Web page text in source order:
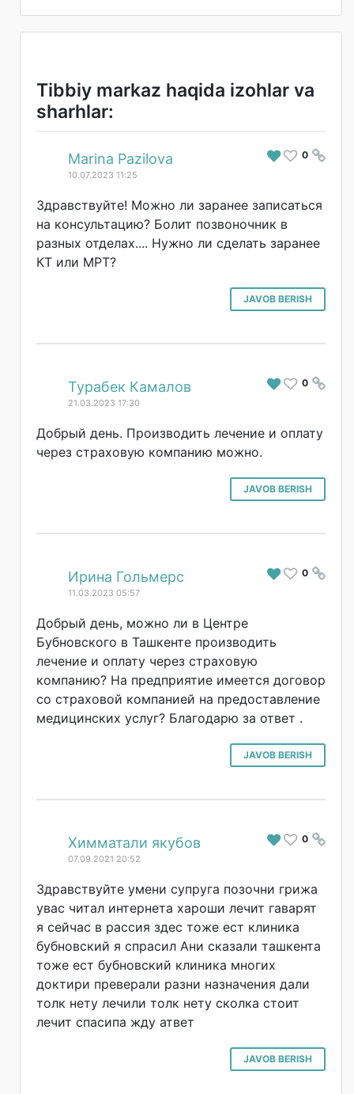
Tibbiy markaz haqida izohlar va
sharhlar:
# 0
Marina Pazilova
10.07.2023 11:25
Здравствуйте! Можно ли заранее записаться
на консультацию? Болит позвоночник в
разных отделах.... Нужно ли сделать заранее
КТ или МРТ?
JAVOB BERISH
# 0
Турабек Камалов
21.03.2023 17:30
Добрый день. Производить лечение и оплату
через страховую компанию можно.
JAVOB BERISH
# 0
Ирина Гольмерс
11.03.2023 05:57
Добрый день, можно ли в Центре
Бубновского в Ташкенте производить
лечение и оплату через страховую
компанию? На предприятие имеется договор
со страховой компанией на предоставление
медицинских услуг? Благодарю за ответ .
JAVOB BERISH
# 0
Химматали якубов
07.09.2021 20:52
Здравствуйте умени супруга позочни грижа
увас читал интернета хароши лечит гаварят
я сейчас в рассия здес тоже ест клиника
бубновский я спрасил Ани сказали ташкента
тоже ест бубновский клиника многих
доктири преверали разни назначения дали
толк нету лечили толк нету сколка стоит
лечит спасипа жду атвет
JAVOB BERISH